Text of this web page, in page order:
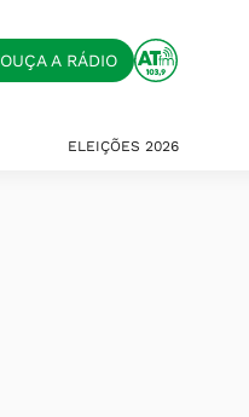
OUÇA A RÁDIO
ELEIÇÕES 2026